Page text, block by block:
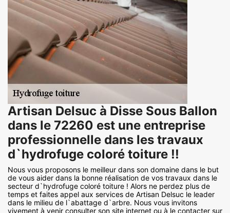
Artisan Delsuc à Disse Sous Ballon
dans le 72260 est une entreprise
professionnelle dans les travaux
d`hydrofuge coloré toiture !!
Nous vous proposons le meilleur dans son domaine dans le but
de vous aider dans la bonne réalisation de vos travaux dans le
secteur d`hydrofuge coloré toiture ! Alors ne perdez plus de
temps et faites appel aux services de Artisan Delsuc le leader
dans le milieu de l`abattage d`arbre. Nous vous invitons
vivement à venir consulter son site internet ou à le contacter sur